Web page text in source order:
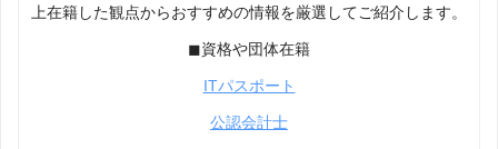
上在籍した観点からおすすめの情報を厳選してご紹介します。
◼︎資格や団体在籍
ITパスポート
公認会計士